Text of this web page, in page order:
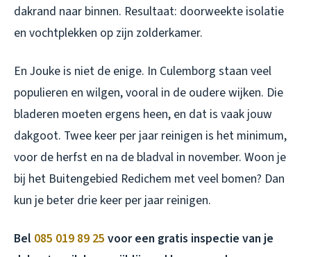
dakrand naar binnen. Resultaat: doorweekte isolatie
en vochtplekken op zijn zolderkamer.
En Jouke is niet de enige. In Culemborg staan veel
populieren en wilgen, vooral in de oudere wijken. Die
bladeren moeten ergens heen, en dat is vaak jouw
dakgoot. Twee keer per jaar reinigen is het minimum,
voor de herfst en na de bladval in november. Woon je
bij het Buitengebied Redichem met veel bomen? Dan
kun je beter drie keer per jaar reinigen.
Bel 085 019 89 25 voor een gratis inspectie van je